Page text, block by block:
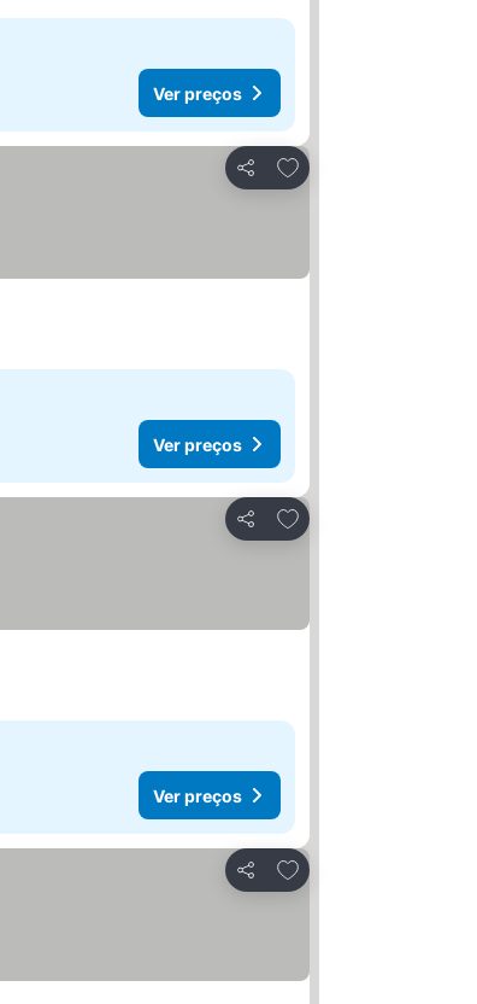
Ver preços
Partilhar
Adicionar aos favoritos
Ver preços
Partilhar
Adicionar aos favoritos
Ver preços
Partilhar
Adicionar aos favoritos